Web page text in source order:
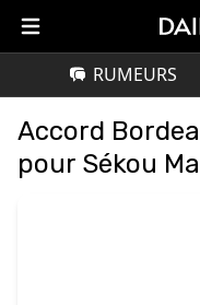
RUMEURS
Accord
pour Sékou